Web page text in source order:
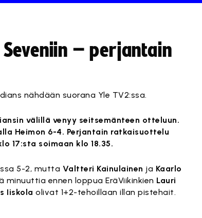
– perjantain
nähdään suorana Yle TV2:ssa.
välillä venyy seitsemänteen otteluun.
Heimon 6-4. Perjantain ratkaisuottelu
17:sta soimaan klo 18.35.
5-2, mutta Valtteri Kainulainen ja Kaarlo
ennen loppua EräViikinkien Lauri
Iiskola olivat 1+2-tehoillaan illan pistehait.